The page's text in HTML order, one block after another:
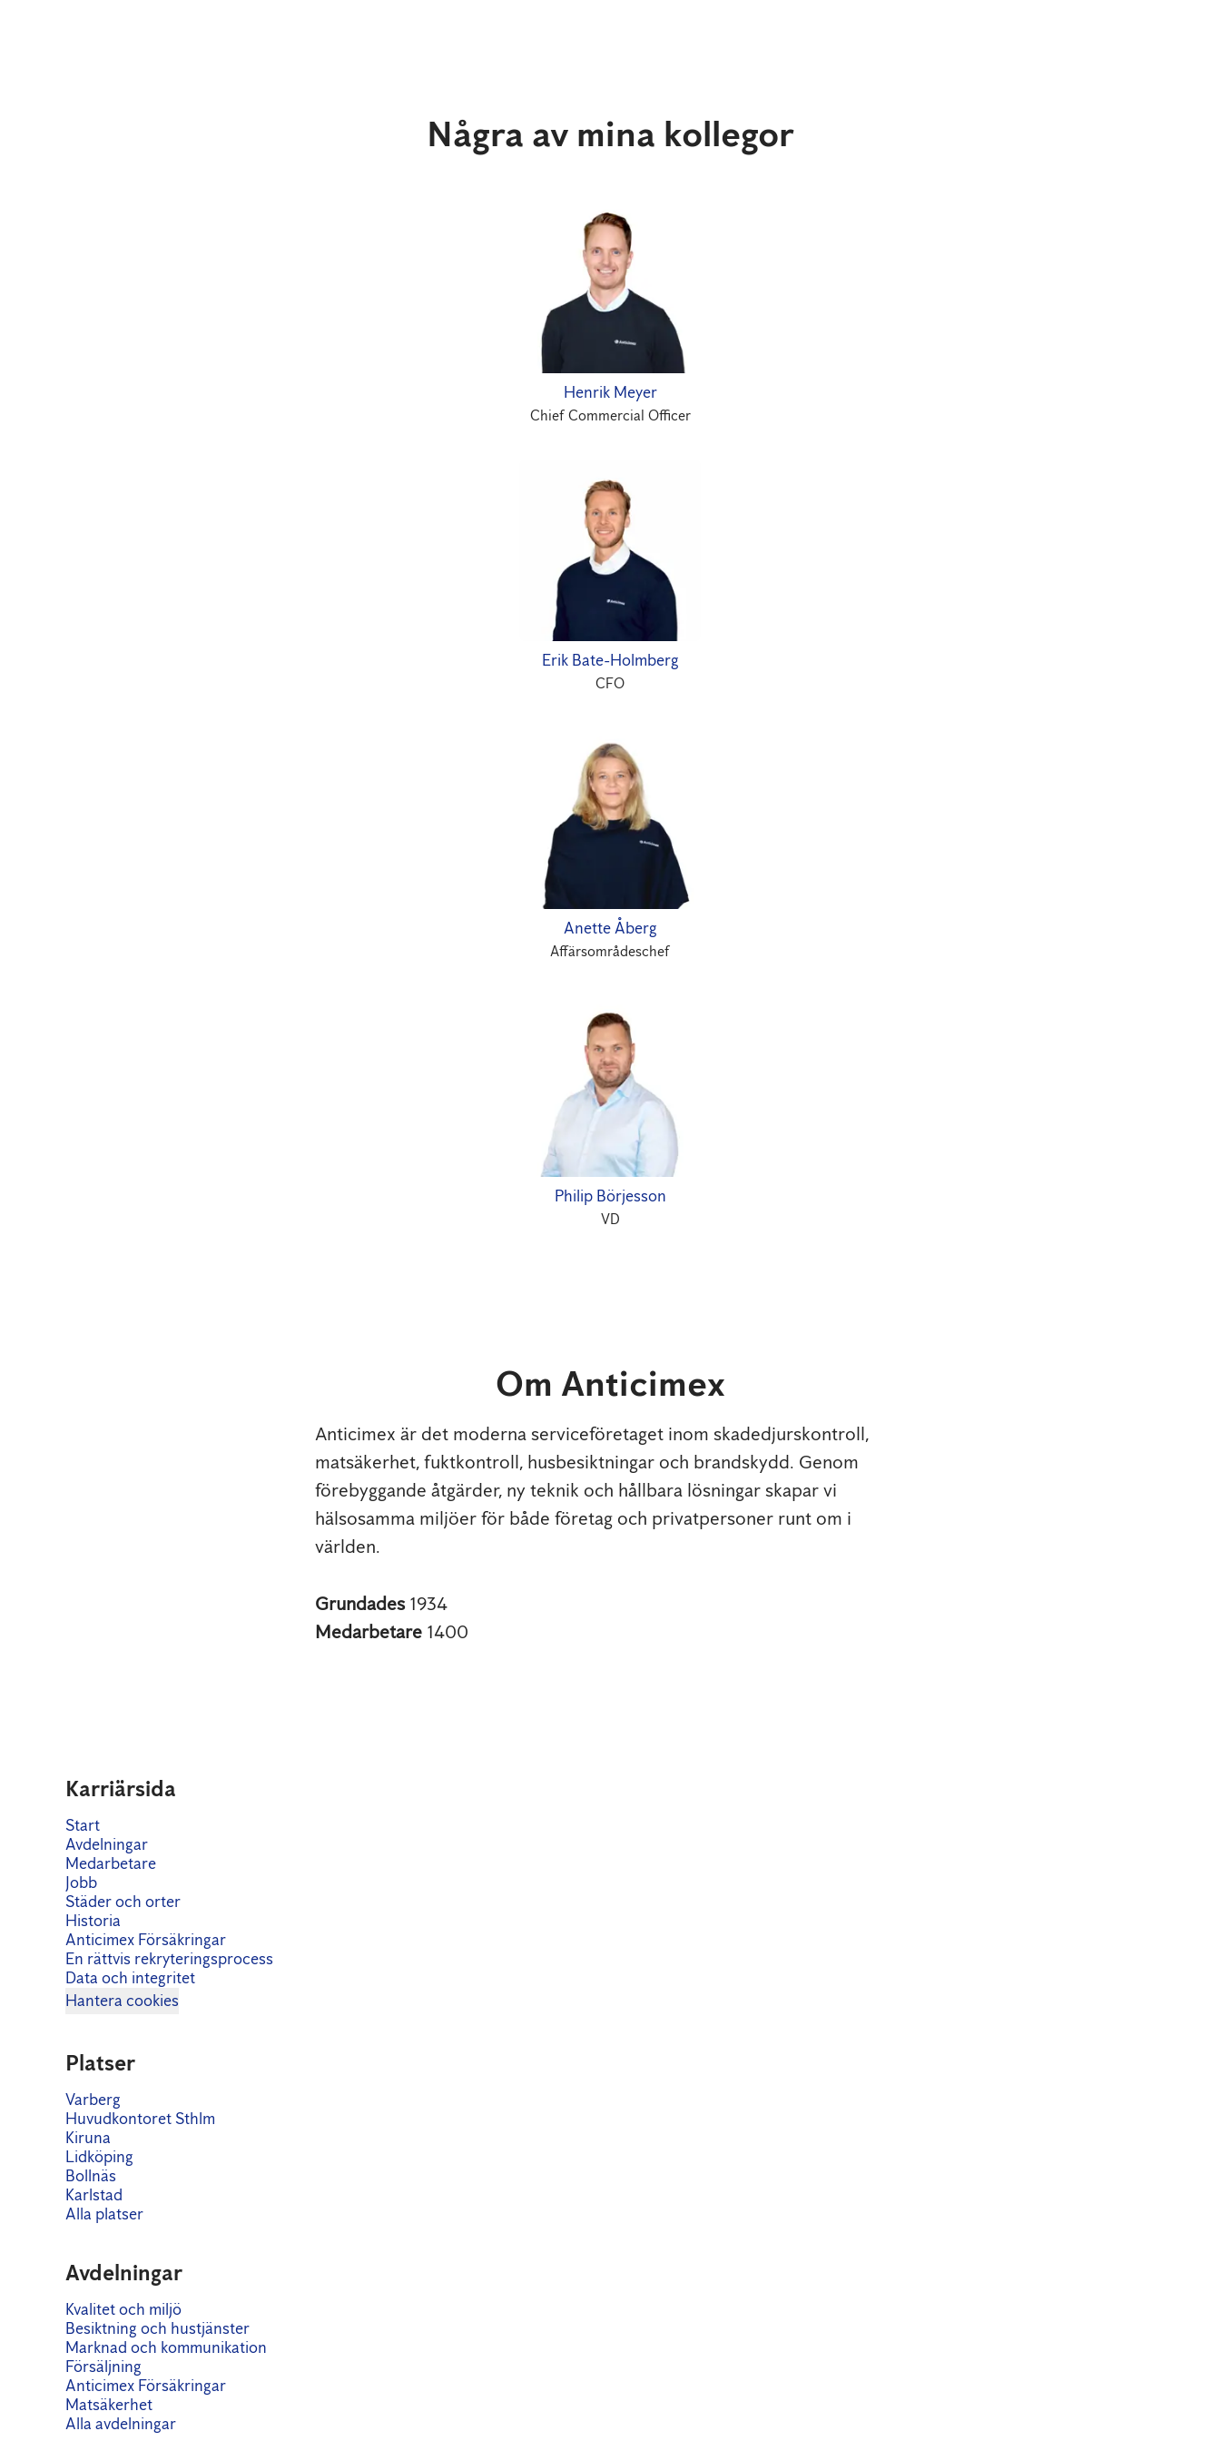
Några av mina kollegor
Henrik Meyer
Chief Commercial Officer
Erik Bate-Holmberg
CFO
Anette Åberg
Affärsområdeschef
Philip Börjesson
VD
Om Anticimex
Anticimex är det moderna serviceföretaget inom skadedjurskontroll,
matsäkerhet, fuktkontroll, husbesiktningar och brandskydd. Genom
förebyggande åtgärder, ny teknik och hållbara lösningar skapar vi
hälsosamma miljöer för både företag och privatpersoner runt om i
världen.
Grundades 1934
Medarbetare 1400
Karriärsida
Start
Avdelningar
Medarbetare
Jobb
Städer och orter
Historia
Anticimex Försäkringar
En rättvis rekryteringsprocess
Data och integritet
Hantera cookies
Platser
Varberg
Huvudkontoret Sthlm
Kiruna
Lidköping
Bollnäs
Karlstad
Alla platser
Avdelningar
Kvalitet och miljö
Besiktning och hustjänster
Marknad och kommunikation
Försäljning
Anticimex Försäkringar
Matsäkerhet
Alla avdelningar